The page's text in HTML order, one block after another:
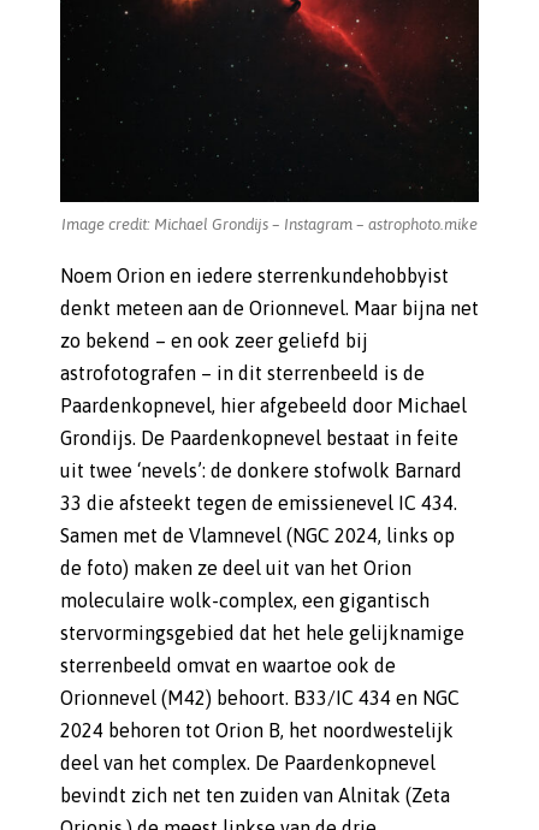
Image credit: Michael Grondijs – Instagram – astrophoto.mike
Noem Orion en iedere sterrenkundehobbyist
denkt meteen aan de Orionnevel. Maar bijna net
zo bekend – en ook zeer geliefd bij
astrofotografen – in dit sterrenbeeld is de
Paardenkopnevel, hier afgebeeld door Michael
Grondijs. De Paardenkopnevel bestaat in feite
uit twee ‘nevels’: de donkere stofwolk Barnard
33 die afsteekt tegen de emissienevel IC 434.
Samen met de Vlamnevel (NGC 2024, links op
de foto) maken ze deel uit van het Orion
moleculaire wolk-complex, een gigantisch
stervormingsgebied dat het hele gelijknamige
sterrenbeeld omvat en waartoe ook de
Orionnevel (M42) behoort. B33/IC 434 en NGC
2024 behoren tot Orion B, het noordwestelijk
deel van het complex. De Paardenkopnevel
bevindt zich net ten zuiden van Alnitak (Zeta